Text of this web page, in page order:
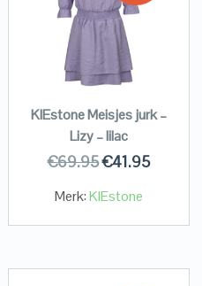
KIEstone Meisjes jurk –
Lizy – lilac
€69.95€41.95
Merk:KIEstone